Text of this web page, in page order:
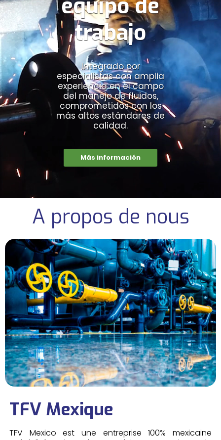
trabajo
Integrado por
especialistas con amplia
experiencia en el campo
del manejo de fluidos,
comprometidos con los
más altos estándares de
calidad.
Más información
A propos de nous
TFV Mexique
TFV Mexico est une entreprise 100% mexicaine